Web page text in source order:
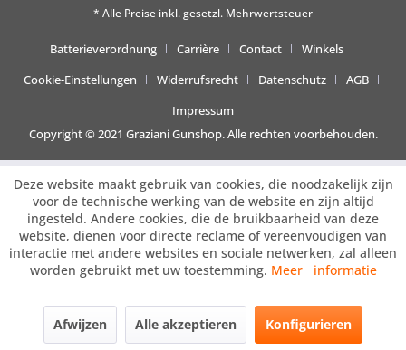
* Alle Preise inkl. gesetzl. Mehrwertsteuer
Batterieverordnung Carrière Contact
Winkels
Cookie-Einstellungen
Widerrufsrecht Datenschutz
AGB
Impressum
Copyright © 2021 Graziani Gunshop. Alle rechten voorbehouden.
Deze website maakt gebruik van cookies, die noodzakelijk zijn
voor de technische werking van de website en zijn altijd
ingesteld. Andere cookies, die de bruikbaarheid van deze
website, dienen voor directe reclame of vereenvoudigen van
interactie met andere websites en sociale netwerken, zal alleen
worden gebruikt met uw toestemming. Meer informatie
Afwijzen Alle akzeptieren Konfigurieren